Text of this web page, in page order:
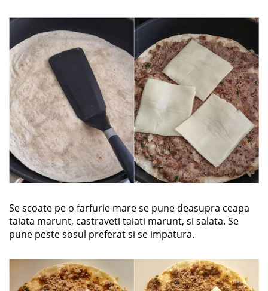
Se scoate pe o farfurie mare se pune deasupra ceapa
taiata marunt, castraveti taiati marunt, si salata. Se
pune peste sosul preferat si se impatura.